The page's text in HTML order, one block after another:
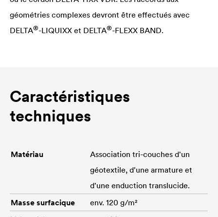
géométries complexes devront être effectués avec
DELTA®-LIQUIXX et DELTA®-FLEXX BAND.
Caractéristiques
techniques
Matériau
Association tri-couches d'un
géotextile, d'une armature et
d'une enduction translucide.
Masse surfacique
env. 120 g/m²